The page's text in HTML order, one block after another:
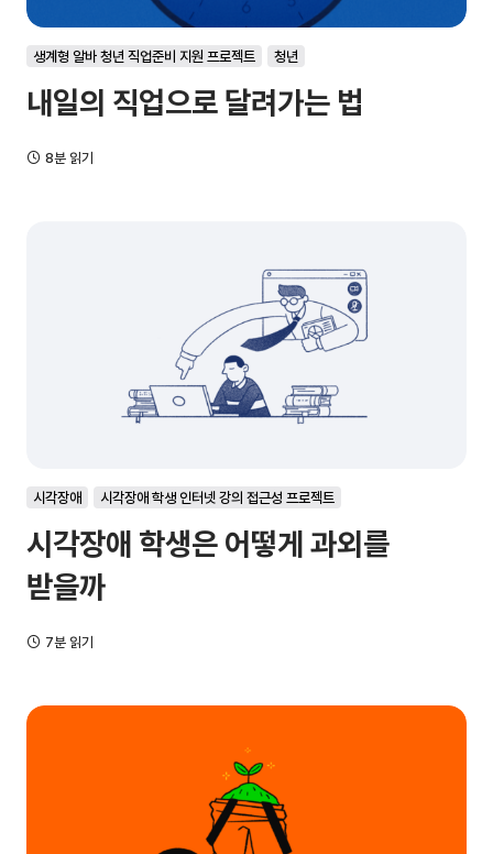
생계형 알바 청년 직업준비 지원 프로젝트 청년
내일의 직업으로 달려가는 법
8분 읽기
시각장애 시각장애 학생 인터넷 강의 접근성 프로젝트
시각장애 학생은 어떻게 과외를
받을까
7분 읽기